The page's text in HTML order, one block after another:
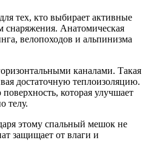
тех, кто выбирает активные
снаряжения. Анатомическая
велопоходов и альпинизма
каналами. Такая
достаточную теплоизоляцию.
которая улучшает
телу.
этому спальный мешок не
защищает от влаги и